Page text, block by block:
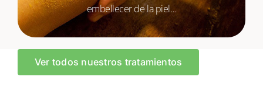
embellecer de la piel…
Ver todos nuestros tratamientos